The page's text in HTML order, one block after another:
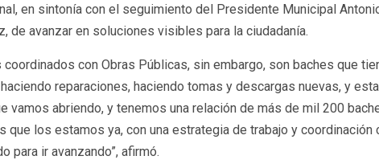
en sintonía con el seguimiento del Presidente Municipal
de avanzar en soluciones visibles para la ciudadanía.
coordinados con Obras Públicas, sin embargo, son baches que
reparaciones, haciendo tomas y descargas nuevas, y
vamos abriendo, y tenemos una relación de más de mil 200
que los estamos ya, con una estrategia de trabajo y coordinación
para ir avanzando”, afirmó.